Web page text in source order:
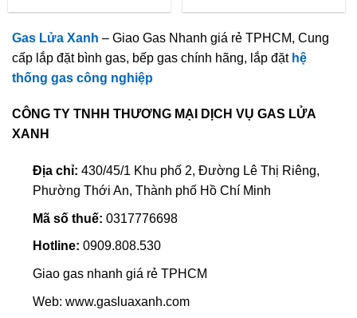
Gas Lửa Xanh – Giao Gas Nhanh giá rẻ TPHCM, Cung
cấp lắp đặt bình gas, bếp gas chính hãng, lắp đặt hệ
thống gas công nghiệp
CÔNG TY TNHH THƯƠNG MẠI DỊCH VỤ GAS LỬA
XANH
Địa chỉ: 430/45/1 Khu phố 2, Đường Lê Thị Riêng,
Phường Thới An, Thành phố Hồ Chí Minh
Mã số thuế: 0317776698
Hotline: 0909.808.530
Giao gas nhanh giá rẻ TPHCM
Web: www.gasluaxanh.com